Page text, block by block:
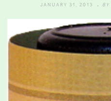
JANUARY 31, 2013 BY